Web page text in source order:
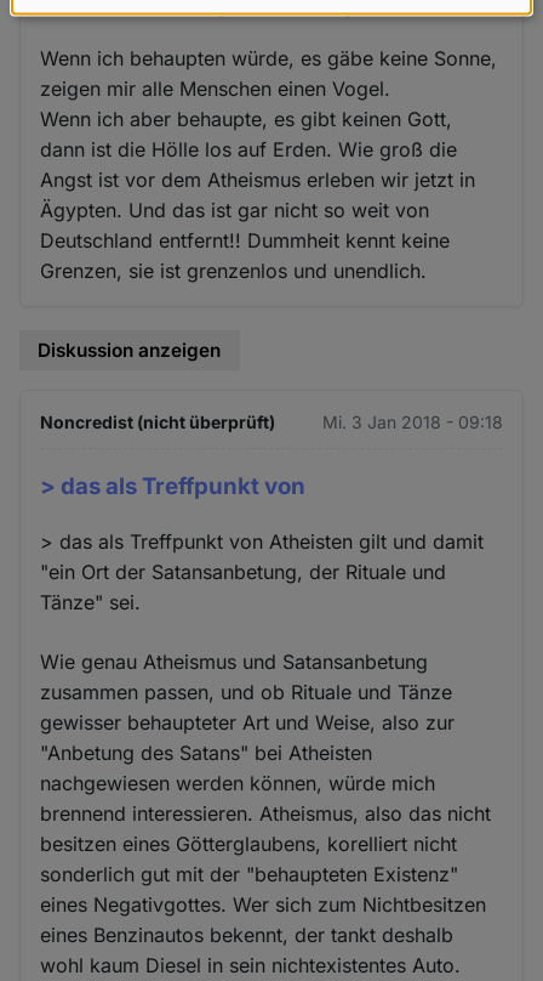
Wenn ich behaupten würde, es gäbe keine Sonne,
zeigen mir alle Menschen einen Vogel.
Wenn ich aber behaupte, es gibt keinen Gott,
dann ist die Hölle los auf Erden. Wie groß die
Angst ist vor dem Atheismus erleben wir jetzt in
Ägypten. Und das ist gar nicht so weit von
Deutschland entfernt!! Dummheit kennt keine
Grenzen, sie ist grenzenlos und unendlich.
Diskussion anzeigen
Noncredist (nicht überprüft) Mi. 3 Jan 2018 - 09:18
> das als Treffpunkt von
> das als Treffpunkt von Atheisten gilt und damit
"ein Ort der Satansanbetung, der Rituale und
Tänze" sei.
Wie genau Atheismus und Satansanbetung
zusammen passen, und ob Rituale und Tänze
gewisser behaupteter Art und Weise, also zur
"Anbetung des Satans" bei Atheisten
nachgewiesen werden können, würde mich
brennend interessieren. Atheismus, also das nicht
besitzen eines Götterglaubens, korelliert nicht
sonderlich gut mit der "behaupteten Existenz"
eines Negativgottes. Wer sich zum Nichtbesitzen
eines Benzinautos bekennt, der tankt deshalb
wohl kaum Diesel in sein nichtexistentes Auto.
Daten
und
Cookies